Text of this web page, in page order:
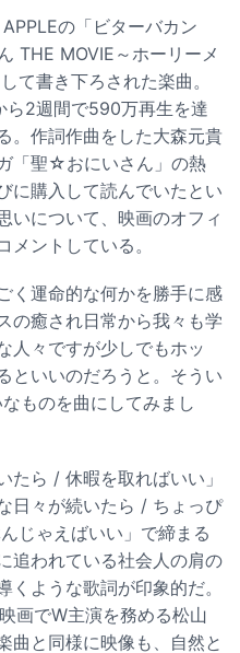
の「ビターバカン
THE MOVIE～ホーリーメ
て書き下ろされた楽曲。
ら2週間で590万再生を達
。作詞作曲をした大森元貴
「聖☆おにいさん」の熱
に購入して読んでいたとい
いについて、映画のオフィ
メントしている。
く運命的な何かを勝手に感
の癒され日常から我々も学
人々ですが少しでもホッ
といいのだろうと。そうい
ものを曲にしてみまし
たら / 休暇を取ればいい」
日々が続いたら / ちょっぴ
じゃえばいい」で締まる
追われている社会人の肩の
ような歌詞が印象的だ。
画でW主演を務める松山
曲と同様に映像も、自然と